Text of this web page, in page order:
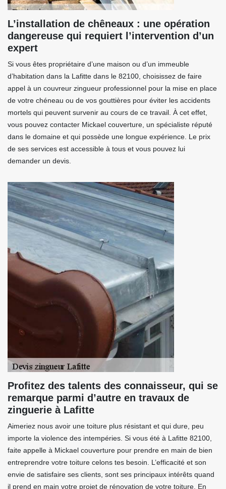
L’installation de chêneaux : une opération
dangereuse qui requiert l’intervention d’un
expert
Si vous êtes propriétaire d’une maison ou d’un immeuble
d’habitation dans la Lafitte dans le 82100, choisissez de faire
appel à un couvreur zingueur professionnel pour la mise en place
de votre chéneau ou de vos gouttières pour éviter les accidents
mortels qui peuvent survenir au cours de ce travail. À cet effet,
vous pouvez contacter Mickael couverture, un spécialiste réputé
dans le domaine et qui possède une longue expérience. Le prix
de ses services est accessible à tous et vous pouvez lui
demander un devis.
Profitez des talents des connaisseur, qui se
remarque parmi d’autre en travaux de
zinguerie à Lafitte
Aimeriez nous avoir une toiture plus résistant et qui dure, peu
importe la violence des intempéries. Si vous été à Lafitte 82100,
faite appelle à Mickael couverture pour prendre en main de bien
entreprendre votre toiture celons tes besoin. L’efficacité et son
envie de satisfaire ses clients, sont ses principaux intérêts quand
il prend en main votre projet de rénovation de votre toiture. En